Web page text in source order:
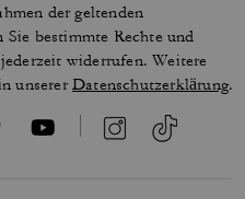
der geltenden
Sie bestimmte Rechte und
widerrufen. Weitere
unsererDatenschutzerklärung.